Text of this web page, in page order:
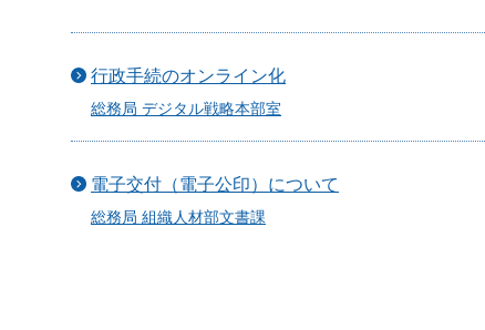
行政手続のオンライン化
総務局 デジタル戦略本部室
電子交付（電子公印）について
総務局 組織人材部文書課